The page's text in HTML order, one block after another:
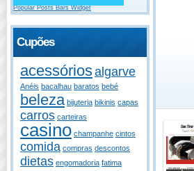
Popular Posts Bars Widget
Cupões
acessóriosalgarve
Anéis bacalhau baratos bebé
beleza bijuteria bikinis capas
carros carteiras
casino champanhe cintos
comida compras descontos
dietas engomadoria fatima